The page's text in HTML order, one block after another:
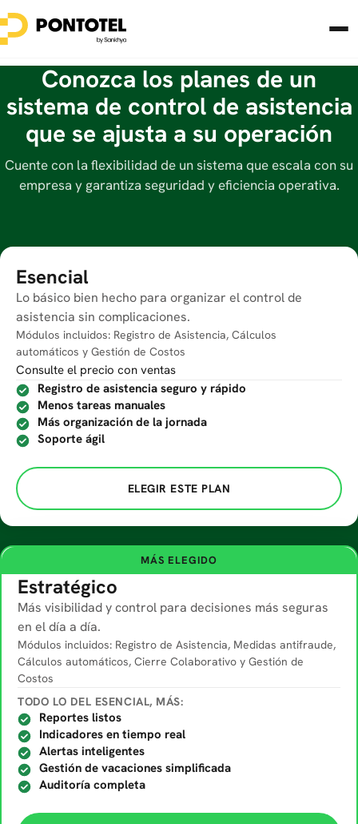
Conozca los planes de un
sistema de control de asistencia
que se ajusta a su operación
Cuente con la flexibilidad de un sistema que escala con su
empresa y garantiza seguridad y eficiencia operativa.
Esencial
Lo básico bien hecho para organizar el control de
asistencia sin complicaciones.
Módulos incluidos: Registro de Asistencia, Cálculos
automáticos y Gestión de Costos
Consulte el precio con ventas
Registro de asistencia seguro y rápido
Menos tareas manuales
Más organización de la jornada
Soporte ágil
ELEGIR ESTE PLAN
MÁS ELEGIDO
Estratégico
Más visibilidad y control para decisiones más seguras
en el día a día.
Módulos incluidos: Registro de Asistencia, Medidas antifraude,
Cálculos automáticos, Cierre Colaborativo y Gestión de
Costos
TODO LO DEL ESENCIAL, MÁS:
Reportes listos
Indicadores en tiempo real
Alertas inteligentes
Gestión de vacaciones simplificada
Auditoría completa